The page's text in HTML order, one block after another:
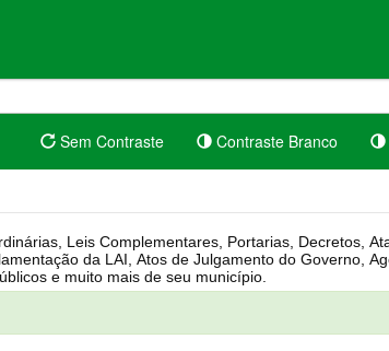
Sem Contraste Contraste Branco
RGF, Lei Orgânica, Regimento Interno, Pauta
Câmara, Controle dos bens públicos e muito mais de seu município.